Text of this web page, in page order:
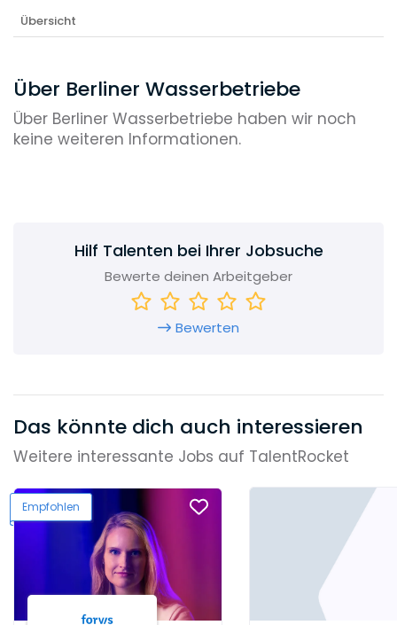
Übersicht
Über Berliner Wasserbetriebe
Über Berliner Wasserbetriebe haben wir noch
keine weiteren Informationen.
Hilf Talenten bei Ihrer Jobsuche
Bewerte deinen Arbeitgeber
Bewerten
Das könnte dich auch interessieren
Weitere interessante Jobs auf TalentRocket
Empfohlen